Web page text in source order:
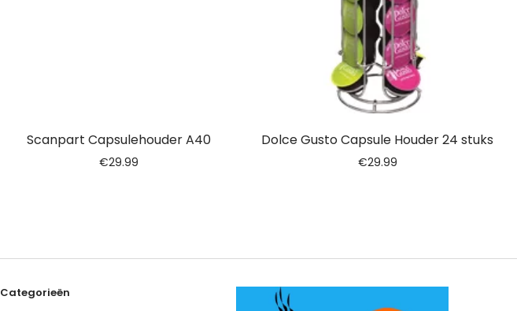
Scanpart Capsulehouder A40
€29.99
Dolce Gusto Capsule Houder 24 stuks
€29.99
Categorieën